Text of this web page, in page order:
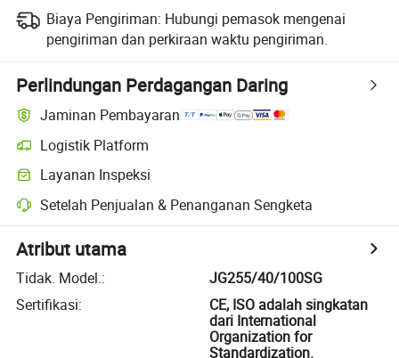
Biaya Pengiriman: Hubungi pemasok mengenai
pengiriman dan perkiraan waktu pengiriman.
Perlindungan Perdagangan Daring
Jaminan Pembayaran
Logistik Platform
Layanan Inspeksi
Setelah Penjualan & Penanganan Sengketa
Atribut utama
Tidak. Model.:
JG255/40/100SG
Sertifikasi:
CE, ISO adalah singkatan
dari International
Organization for
Standardization.